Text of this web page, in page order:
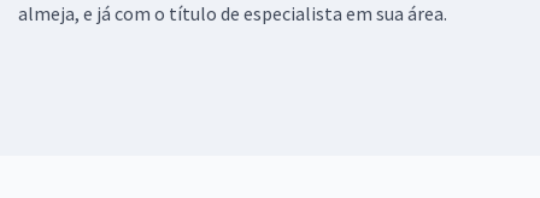
almeja, e já com o título de especialista em sua área.